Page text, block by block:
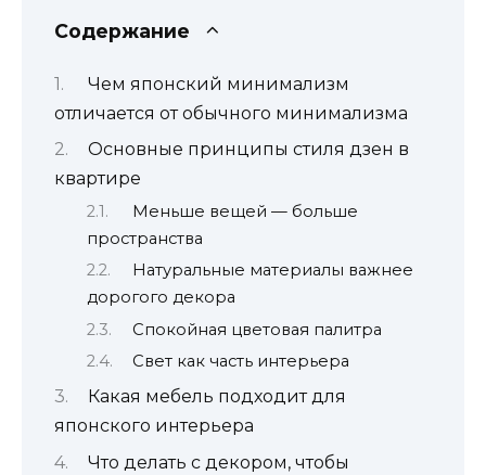
Содержание
Чем японский минимализм
отличается от обычного минимализма
Основные принципы стиля дзен в
квартире
Меньше вещей — больше
пространства
Натуральные материалы важнее
дорогого декора
Спокойная цветовая палитра
Свет как часть интерьера
Какая мебель подходит для
японского интерьера
Что делать с декором, чтобы